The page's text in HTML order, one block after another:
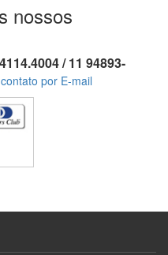
nossos
/ 11 94893-
contato por E-mail